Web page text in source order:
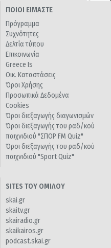
ΠΟΙΟΙ ΕΙΜΑΣΤΕ
Πρόγραμμα
Συχνότητες
Δελτία τύπου
Επικοινωνία
Greece Is
Οικ. Καταστάσεις
Όροι Χρήσης
Προσωπικά Δεδομένα
Cookies
Όροι διεξαγωγής διαγωνισμών
Όροι διεξαγωγής του ραδ/κού
παιχνιδιού "ΣΠΟΡ FM Quiz"
Όροι διεξαγωγής του ραδ/κού
παιχνιδιού "Sport Quiz"
SITES ΤΟΥ ΟΜΙΛΟΥ
skai.gr
skaitv.gr
skairadio.gr
skaikairos.gr
podcast.skai.gr